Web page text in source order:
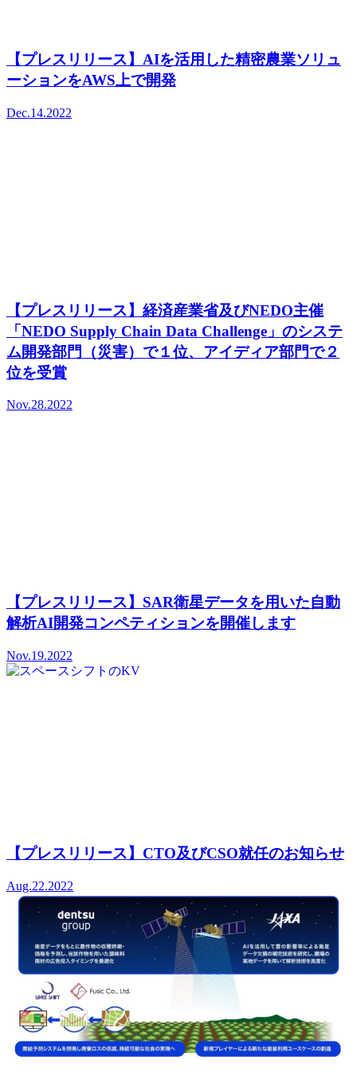
【プレスリリース】AIを活用した精密農業ソリュ
ーションをAWS上で開発
Dec.14.2022
【プレスリリース】経済産業省及びNEDO主催
「NEDO Supply Chain Data Challenge」のシステ
ム開発部門（災害）で１位、アイディア部門で２
位を受賞
Nov.28.2022
【プレスリリース】SAR衛星データを用いた自動
解析AI開発コンペティションを開催します
Nov.19.2022
【プレスリリース】CTO及びCSO就任のお知らせ
Aug.22.2022